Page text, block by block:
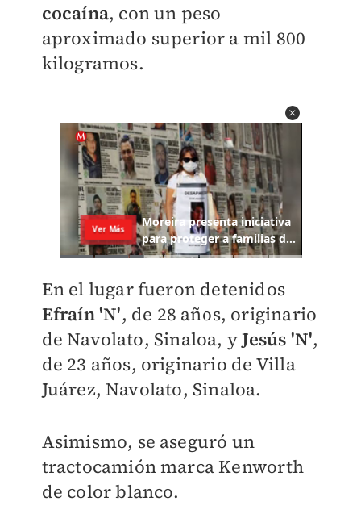
cocaína, con un peso
aproximado superior a mil 800
kilogramos.
En el lugar fueron detenidos
Efraín 'N', de 28 años, originario
de Navolato, Sinaloa, yJesús 'N',
de 23 años, originario de Villa
Juárez, Navolato, Sinaloa.
Asimismo, se aseguró un
tractocamión marca Kenworth
de color blanco.